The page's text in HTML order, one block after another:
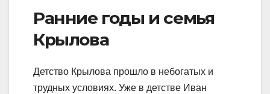
Ранние годы и семья
Крылова
Детство Крылова прошло в небогатых и
трудных условиях. Уже в детстве Иван